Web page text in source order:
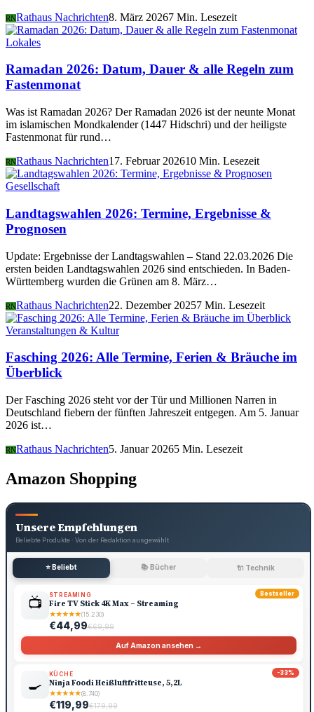
RNRathaus Nachrichten8. März 20267 Min. Lesezeit
Lokales
Ramadan 2026: Datum, Dauer & alle Regeln zum
Fastenmonat
Was ist Ramadan 2026? Der Ramadan 2026 ist der neunte Monat
im islamischen Mondkalender (1447 Hidschri) und der heiligste
Fastenmonat für rund…
RNRathaus Nachrichten17. Februar 202610 Min. Lesezeit
Gesellschaft
Landtagswahlen 2026: Termine, Ergebnisse &
Prognosen
Update: Ergebnisse der Landtagswahlen – Stand 22.03.2026 Die
ersten beiden Landtagswahlen 2026 sind entschieden. In Baden-
Württemberg wurden die Grünen am 8. März…
RNRathaus Nachrichten22. Dezember 20257 Min. Lesezeit
Veranstaltungen & Kultur
Fasching 2026: Alle Termine, Ferien & Bräuche im
Überblick
Der Fasching 2026 steht vor der Tür und Millionen Narren in
Deutschland fiebern der fünften Jahreszeit entgegen. Am 5. Januar
2026 ist…
RNRathaus Nachrichten5. Januar 20265 Min. Lesezeit
Amazon Shopping
Unsere Empfehlungen
Beliebte Produkte · Von der Redaktion ausgewählt
⭐ Beliebt 📚 Bücher 🔌 Technik
Bestseller
📺 STREAMING
Fire TV Stick 4K Max – Streaming
★★★★★(15.230)
€44,99€69,99
Auf Amazon ansehen →
-33%
🍳
KÜCHE
Ninja Foodi Heißluftfritteuse, 5,2L
★★★★★(8.740)
€119,99€179,99